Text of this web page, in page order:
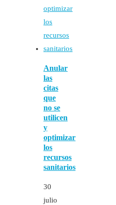
Anular
las
citas
que
no se
utilicen
y
optimizar
los
recursos
sanitarios
30
julio